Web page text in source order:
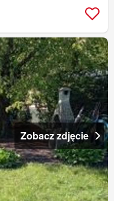
Zobacz zdjęcie